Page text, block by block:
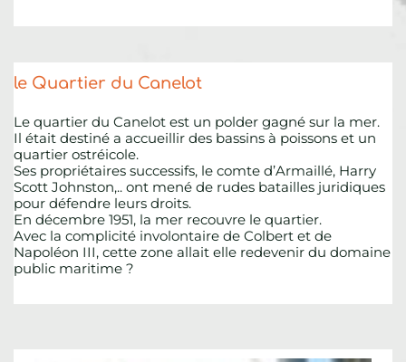
le Quartier du Canelot
Le quartier du Canelot est un polder gagné sur la mer.
Il était destiné a accueillir des bassins à poissons et un
quartier ostréicole.
Ses propriétaires successifs, le comte d’Armaillé, Harry
Scott Johnston,.. ont mené de rudes batailles juridiques
pour défendre leurs droits.
En décembre 1951, la mer recouvre le quartier.
Avec la complicité involontaire de Colbert et de
Napoléon III, cette zone allait elle redevenir du domaine
public maritime ?